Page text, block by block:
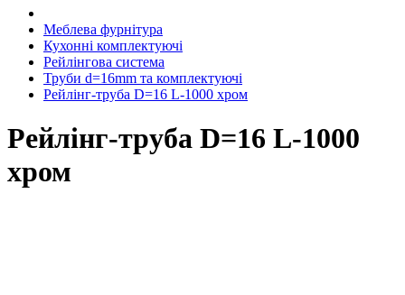
Меблева фурнітура
Кухонні комплектуючі
Рейлінгова система
Труби d=16mm та комплектуючі
Рейлінг-труба D=16 L-1000 хром
Рейлінг-труба D=16 L-1000
хром